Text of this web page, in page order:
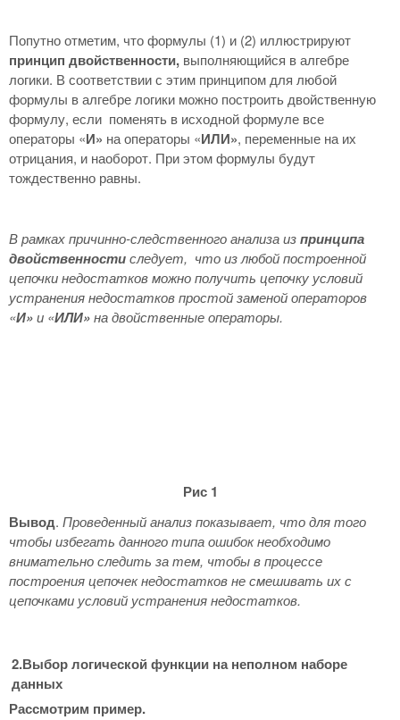
Попутно отметим, что формулы (1) и (2) иллюстрируют
принцип двойственности, выполняющийся в алгебре
логики. В соответствии с этим принципом для любой
формулы в алгебре логики можно построить двойственную
формулу, если поменять в исходной формуле все
операторы «И» на операторы «ИЛИ», переменные на их
отрицания, и наоборот. При этом формулы будут
тождественно равны.
В рамках причинно-следственного анализа изпринципа
двойственностиследует, что из любой построенной
цепочки недостатков можно получить цепочку условий
устранения недостатков простой заменой операторов
«И»и «ИЛИ»на двойственные операторы.
Рис 1
Вывод. Проведенный анализ показывает, что для того
чтобы избегать данного типа ошибок необходимо
внимательно следить за тем, чтобы в процессе
построения цепочек недостатков не смешивать их с
цепочками условий устранения недостатков.
2.Выбор логической функции на неполном наборе
данных
Рассмотрим пример.